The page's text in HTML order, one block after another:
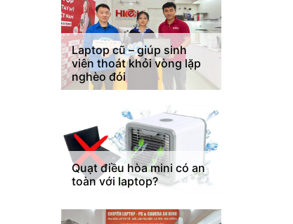
Laptop cũ – giúp sinh
viên thoát khỏi vòng lặp
nghèo đói
Quạt điều hòa mini có an
toàn với laptop?